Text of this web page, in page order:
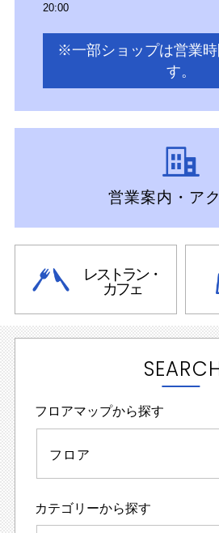
20:00
※一部ショップは営業時
す。
営業案内・ア
レストラン・
カフェ
フロアマップから探す
フロア
カテゴリーから探す